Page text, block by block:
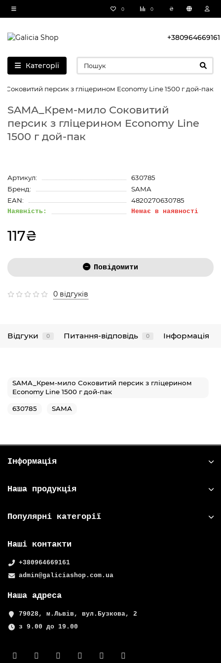
0 0 ₴
+380964669161
Категорії
Соковитий персик з гліцерином Economy Line 1500 г дой-пак
SAMA_Крем-мило Соковитий
персик з гліцерином Economy Line
1500 г дой-пак
Артикул:
630785
Бренд:
SAMA
EAN:
4820270630785
Наявність: Немає в наявності
117₴
Повідомити
0 відгуків
Відгуки 0 Питання-відповідь 0 Інформація
SAMA_Крем-мило Соковитий персик з гліцерином
Economy Line 1500 г дой-пак
630785 SAMA
Інформація
Наша продукція
Популярні категорії
Наші контакти
+380964669161
admin@galiciashop.com.ua
Наша адреса
79028, м.Львів, вул.Бузкова, 2
з 9.00 до 19.00